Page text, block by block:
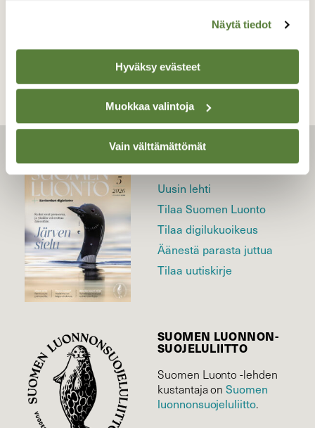
Näytä tiedot
Hyväksy evästeet
Muokkaa valintoja
Vain välttämättömät
TAKAISIN LISTAAN
LEHTI
Uusin lehti
Tilaa Suomen Luonto
Tilaa digilukuoikeus
Äänestä parasta juttua
Tilaa uutiskirje
SUOMEN LUONNON­
SUOJELU­LIITTO
Suomen Luonto -lehden
kustantaja onSuomen
luonnonsuojelu­liitto.